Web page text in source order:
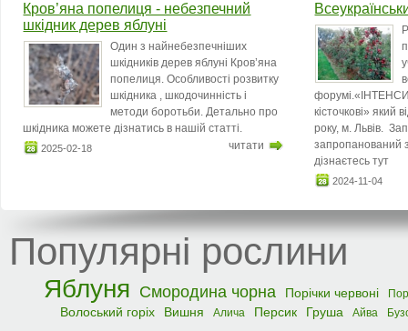
Кров’яна попелиця - небезпечний
шкідник дерев яблуні
Один з найнебезпечніших
шкідників дерев яблуні Кров’яна
попелиця. Особливості розвитку
шкідника , шкодочинність і
методи боротьби. Детально про
шкідника можете дізнатись в нашій статті.
2025-02-18 читати
кісточкові» який
року, м. Львів.
запропанований
дізнаєтесь тут
2024-11-04
Популярні рослини
Яблуня Смородина чорна Порічки червоні
Волоський горіх Вишня Алича Персик Груша Айва